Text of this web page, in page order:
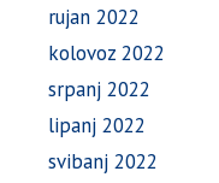
rujan 2022
kolovoz 2022
srpanj 2022
lipanj 2022
svibanj 2022